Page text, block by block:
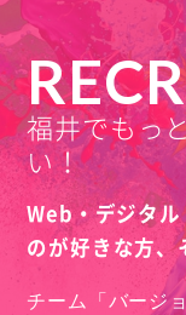
福井でもっ
い！
Web・デジタ
のが好きな方、
チーム「バージ